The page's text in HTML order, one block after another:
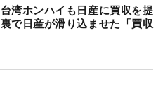
湾ホンハイも日産に買収を提
で日産が滑り込ませた「買収